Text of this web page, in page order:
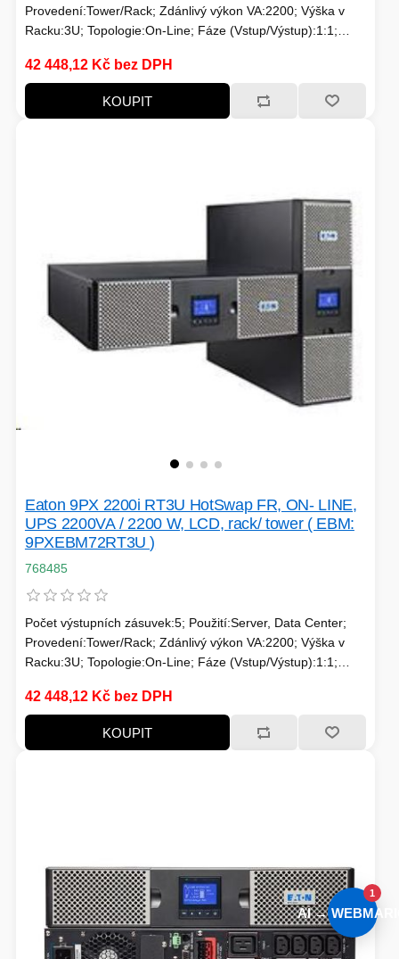
Provedení:Tower/Rack; Zdánlivý výkon VA:2200; Výška v
Racku:3U; Topologie:On-Line; Fáze (Vstup/Výstup):1:1;
Prodloužení záložního času; Typ výstupu:Svorkovnice
42 448,12 Kč bez DPH
KOUPIT
Eaton 9PX 2200i RT3U HotSwap FR, ON- LINE,
UPS 2200VA / 2200 W, LCD, rack/ tower ( EBM:
9PXEBM72RT3U )
768485
Počet výstupních zásuvek:5; Použití:Server, Data Center;
Provedení:Tower/Rack; Zdánlivý výkon VA:2200; Výška v
Racku:3U; Topologie:On-Line; Fáze (Vstup/Výstup):1:1;
Prodloužení záložního času; Typ výstupu:FR
42 448,12 Kč bez DPH
KOUPIT
AI →
1